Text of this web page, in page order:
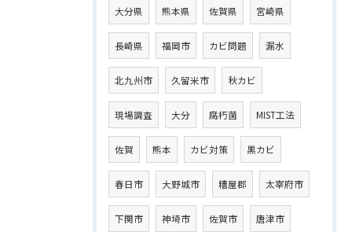
大分県 熊本県 佐賀県 宮崎県
長崎県 福岡市 カビ問題 漏水
北九州市 久留米市 秋カビ
現場調査 大分 腐朽菌 MIST工法
佐賀 熊本 カビ対策 黒カビ
春日市 大野城市 糟屋郡 太宰府市
下関市 神埼市 佐賀市 唐津市